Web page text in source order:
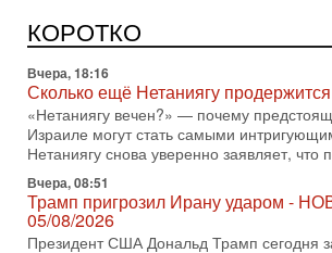
КОРОТКО
АХИ «Дракон», которую называют самой
субмариной на Ближнем Востоке.
Вчера, 18:16
Сколько ещё Нетаниягу
«Нетаниягу вечен?» — почему
Израиле могут стать самыми
Нетаниягу снова уверенно заявляет, что
Вчера, 08:51
Трамп пригрозил Ирану ударом -
05/08/2026
Президент США Дональд Трамп сегодня